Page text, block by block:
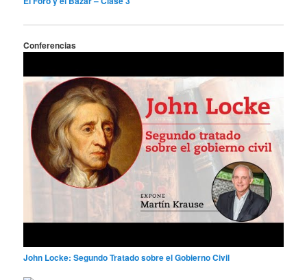
Conferencias
John Locke: Segundo Tratado sobre el Gobierno Civil